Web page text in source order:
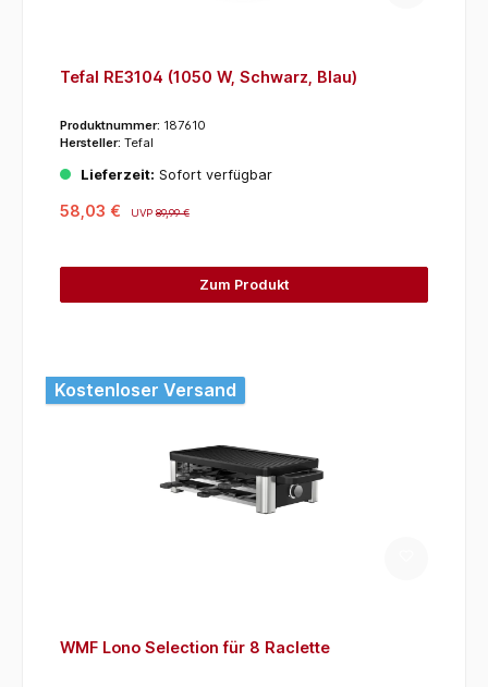
Tefal RE3104 (1050 W, Schwarz, Blau)
Produktnummer: 187610
Hersteller: Tefal
Lieferzeit: Sofort verfügbar
58,03 € UVP89,99 €
Zum Produkt
Kostenloser Versand
WMF Lono Selection für 8 Raclette